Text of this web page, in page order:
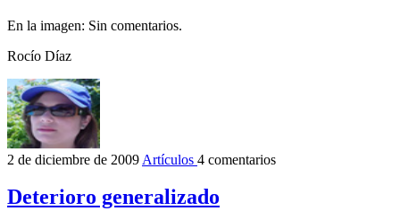
En la imagen: Sin comentarios.
Rocío Díaz
2 de diciembre de 2009 Artículos 4 comentarios
Deterioro generalizado